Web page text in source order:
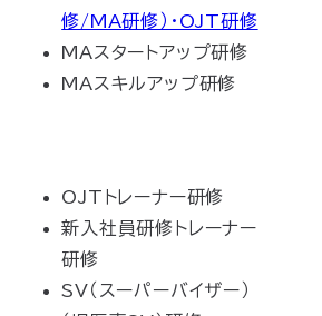
修/MA研修）・OJT研修
MAスタートアップ研修
MAスキルアップ研修
OJTトレーナー研修
新入社員研修トレーナー
研修
SV（スーパーバイザー）